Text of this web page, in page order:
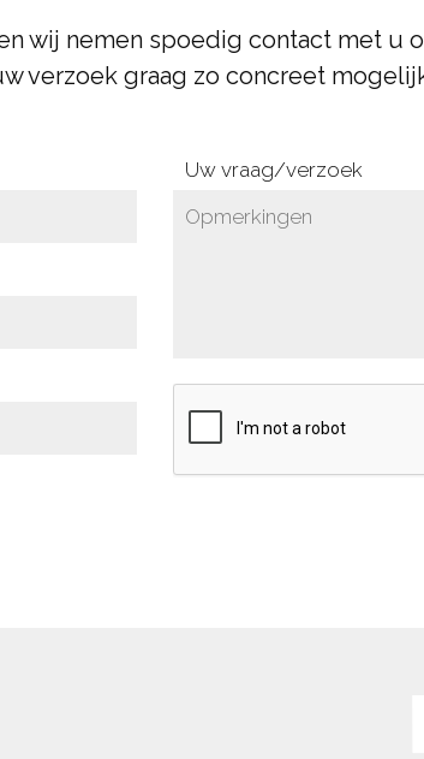
wij nemen spoedig contact met u
verzoek graag zo concreet
Uw vraag/verzoek